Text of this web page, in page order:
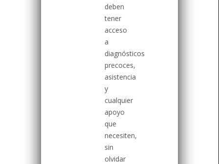
deben
tener
acceso
a
diagnósticos
precoces,
asistencia
y
cualquier
apoyo
que
necesiten,
sin
olvidar